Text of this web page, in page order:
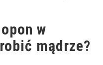
w
mądrze?